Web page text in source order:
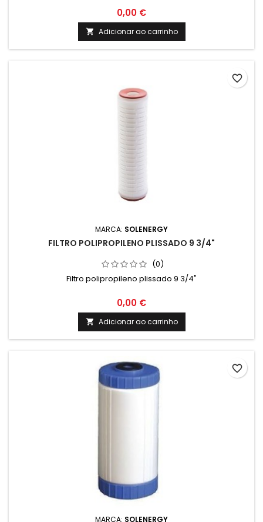
0,00 €
 Adicionar ao carrinho
MARCA: SOLENERGY
FILTRO POLIPROPILENO PLISSADO 9 3/4"
(0)
Filtro polipropileno plissado 9 3/4"
0,00 €
 Adicionar ao carrinho
favorite_border
MARCA: SOLENERGY
favorite_border